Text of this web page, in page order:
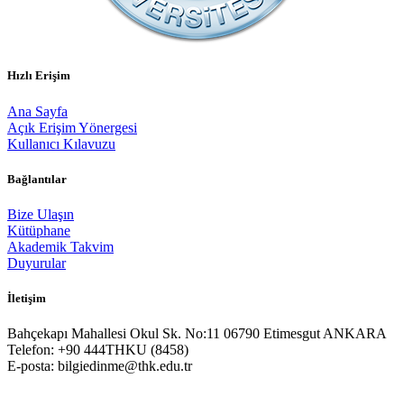
Hızlı Erişim
Ana Sayfa
Açık Erişim Yönergesi
Kullanıcı Kılavuzu
Bağlantılar
Bize Ulaşın
Kütüphane
Akademik Takvim
Duyurular
İletişim
Bahçekapı Mahallesi Okul Sk. No:11 06790 Etimesgut ANKARA
Telefon: +90 444THKU (8458)
E-posta: bilgiedinme@thk.edu.tr